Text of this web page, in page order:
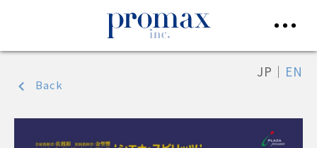
Back
JP ｜ EN